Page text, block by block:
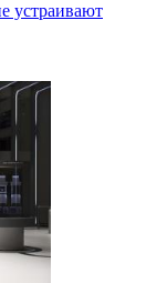
устраивают